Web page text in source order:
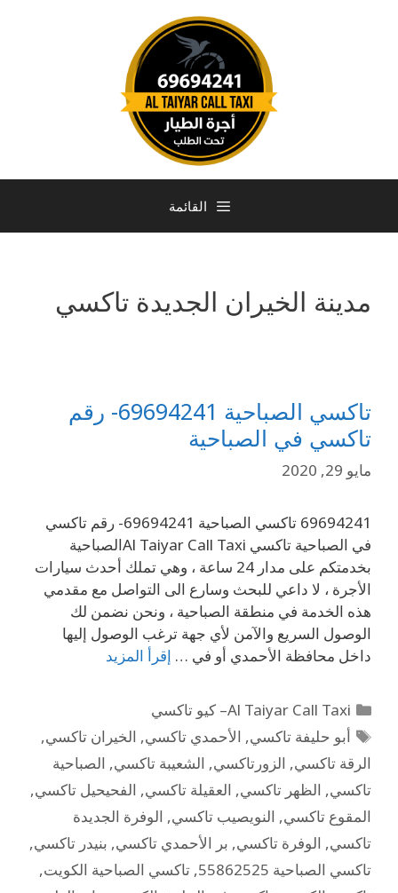
القائمة
مدينة الخيران الجديدة تاكسي
تاكسي الصباحية 69694241- رقم
تاكسي في الصباحية
مايو 29, 2020
69694241 تاكسي الصباحية 69694241- رقم تاكسي
في الصباحية تاكسي Al Taiyar Call Taxiالصباحية
بخدمتكم على مدار 24 ساعة ، وهي تملك أحدث سيارات
الأجرة ، لا داعي للبحث وسارع الى التواصل مع مقدمي
هذه الخدمة في منطقة الصباحية ، ونحن نضمن لك
الوصول السريع والآمن لأي جهة ترغب الوصول إليها
داخل محافظة الأحمدي أو في … إقرأ المزيد
Al Taiyar Call Taxi– كيو تاكسي
أبو حليفة تاكسي, الأحمدي تاكسي, الخيران تاكسي,
الرقة تاكسي, الزورتاكسي, الشعيبة تاكسي, الصباحية
تاكسي, الظهر تاكسي, العقيلة تاكسي, الفحيحيل تاكسي,
المقوع تاكسي, النويصيب تاكسي, الوفرة الجديدة
تاكسي, الوفرة تاكسي, بر الأحمدي تاكسي, بنيدر تاكسي,
تاكسي الصباحية 55862525
, تاكسي الصباحية الكويت,